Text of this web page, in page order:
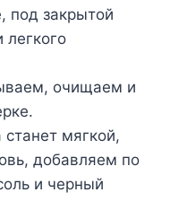
под закрытой
очищаем и
станет мягкой,
добавляем по
и черный